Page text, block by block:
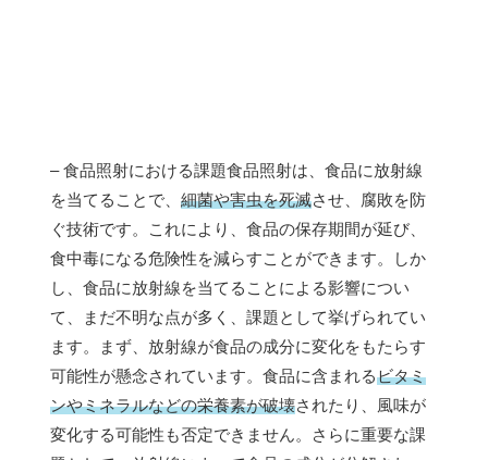
– 食品照射における課題食品照射は、食品に放射線
を当てることで、 細菌や害虫を死滅させ、腐敗を防
ぐ技術です。これにより、食品の保存期間が延び、
食中毒になる危険性を減らすことができます。しか
し、食品に放射線を当てることによる影響につい
て、まだ不明な点が多く、課題として挙げられてい
ます。まず、放射線が食品の成分に変化をもたらす
可能性が懸念されています。食品に含まれるビタミ
ンやミネラルなどの栄養素が破壊されたり、風味が
変化する可能性も否定できません。さらに重要な課